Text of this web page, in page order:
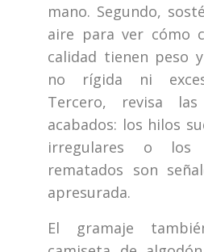
mano. Segundo,
aire para ver cómo
calidad tienen peso
no rígida ni
Tercero, revisa
acabados: los hilos
irregulares o los
rematados son
apresurada.
El gramaje